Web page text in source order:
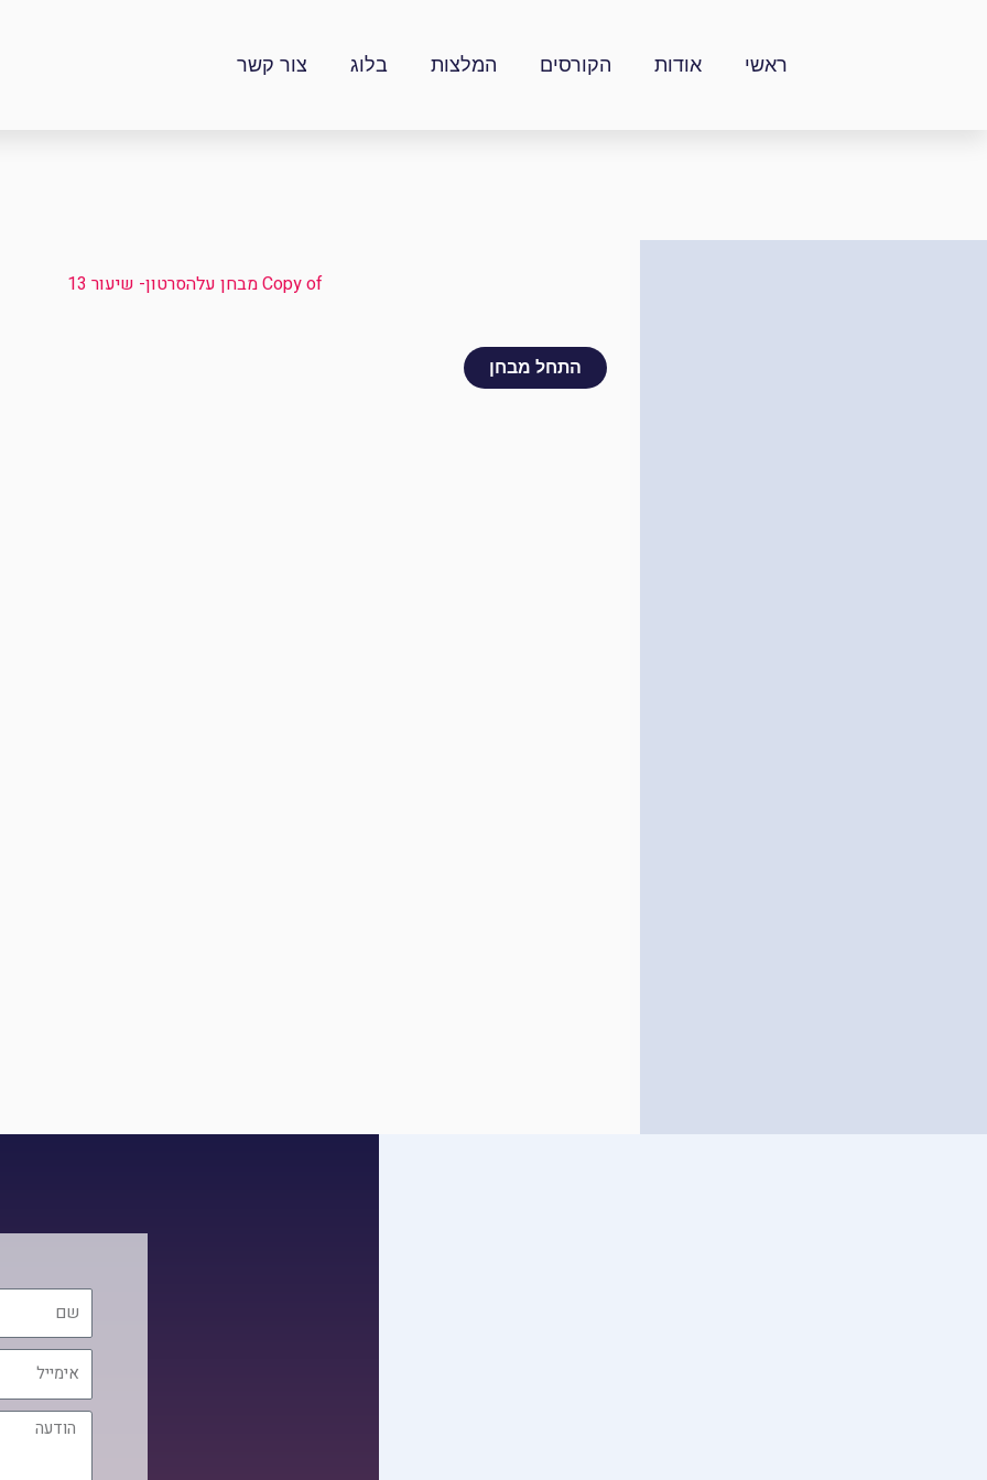
ראשי אודות הקורסים המלצות בלוג צור קשר
Copy of מבחן עלהסרטון- שיעור 13
הודעה